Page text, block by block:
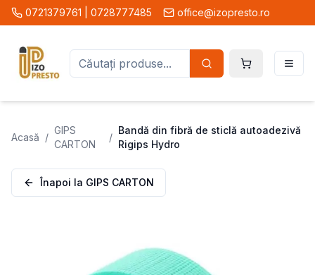
0721379761 | 0728777485 office@izopresto.ro
Acasă /
GIPS
CARTON
/
Bandă din fibră de sticlă autoadezivă
Rigips Hydro
Înapoi la GIPS CARTON